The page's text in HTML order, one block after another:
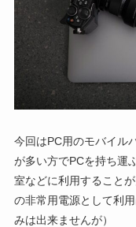
今回はPC用のモバイル
が多い方でPCを持ち運
室などに利用すること
の非常用電源として利
みは出来ませんが）